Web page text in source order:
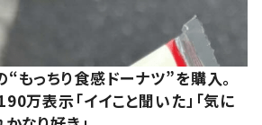
もっちり食感ドーナツ”を購入。
万表示「イイこと聞いた」「気に